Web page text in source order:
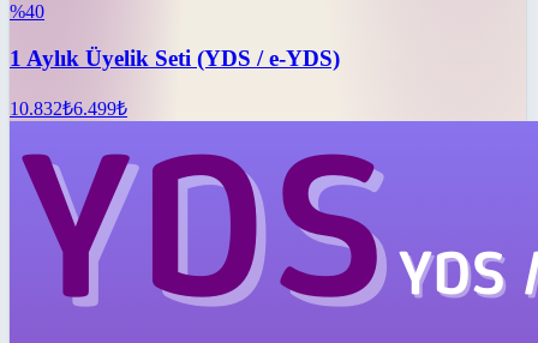
%40
1 Aylık Üyelik Seti (YDS / e-YDS)
10.832₺6.499₺